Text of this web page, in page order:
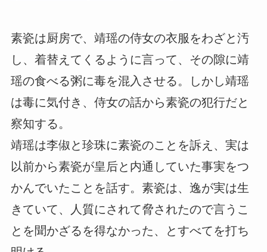
素瓷は厨房で、靖瑶の侍女の衣服をわざと汚
し、着替えてくるように言って、その隙に靖
瑶の食べる粥に毒を混入させる。しかし靖瑶
は毒に気付き、侍女の話から素瓷の犯行だと
察知する。
靖瑶は李俶と珍珠に素瓷のことを訴え、実は
以前から素瓷が皇后と内通していた事実をつ
かんでいたことを話す。素瓷は、逸が実は生
きていて、人質にされて脅されたので言うこ
とを聞かざるを得なかった、とすべてを打ち